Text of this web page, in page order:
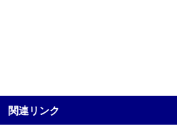
関連リンク